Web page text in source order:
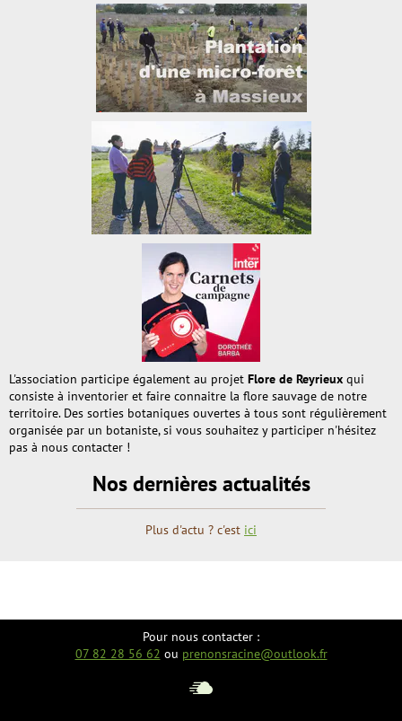
L'association participe également au projet Flore de Reyrieux qui
consiste à inventorier et faire connaitre la flore sauvage de notre
territoire. Des sorties botaniques ouvertes à tous sont régulièrement
organisée par un botaniste, si vous souhaitez y participer n'hésitez
pas à nous contacter !
Nos dernières actualités
Plus d'actu ? c'est ici
Pour nous contacter :
07 82 28 56 62 ou prenonsracine@outlook.fr